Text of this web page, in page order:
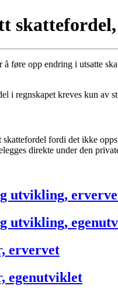
føre opp endring i utsatte
i regnskapet kreves kun av
fordi det ikke
direkte under den
utvikling,
utvikling,
ervervet
egenutviklet